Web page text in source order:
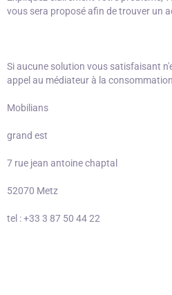
vous sera proposé afin de trouver un
Si aucune solution vous satisfaisant
appel au médiateur à la
Mobilians
grand est
7 rue jean antoine chaptal
52070 Metz
tel : +33 3 87 50 44 22